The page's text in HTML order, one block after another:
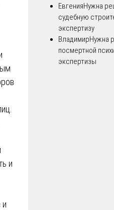
и
и
ЕвгенияНужна
судебную
экспертизу
ВладимирНужна
посмертной
экспертизы